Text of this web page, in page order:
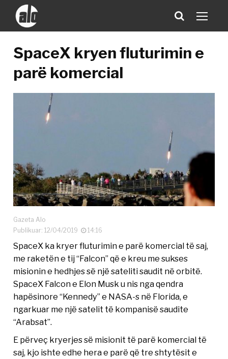
SpaceX kryen fluturimin e
parë komercial
Gazeta Alo
Publikuar: 12/04/2019
14:16
SpaceX ka kryer fluturimin e parë komercial të saj,
me raketën e tij “Falcon” që e kreu me sukses
misionin e hedhjes së një sateliti saudit në orbitë.
SpaceX Falcon e Elon Musk u nis nga qendra
hapësinore “Kennedy” e NASA-s në Florida, e
ngarkuar me një satelit të kompanisë saudite
“Arabsat”.
E përveç kryerjes së misionit të parë komercial të
saj, kjo ishte edhe hera e parë që tre shtytësit e